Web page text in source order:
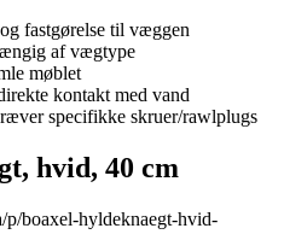
fastgørelse til væggen
af vægtype
møblet
kontakt med vand
specifikke skruer/rawlplugs
hvid, 40 cm
boaxel-hyldeknaegt-hvid-